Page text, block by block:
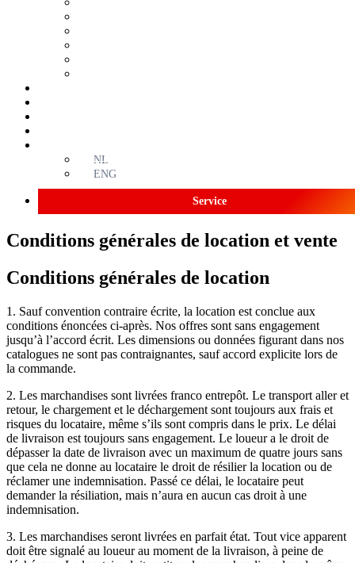
NL
ENG
Service
Conditions générales de location et vente
Conditions générales de location
1. Sauf convention contraire écrite, la location est conclue aux
conditions énoncées ci-après. Nos offres sont sans engagement
jusqu’à l’accord écrit. Les dimensions ou données figurant dans nos
catalogues ne sont pas contraignantes, sauf accord explicite lors de
la commande.
2. Les marchandises sont livrées franco entrepôt. Le transport aller et
retour, le chargement et le déchargement sont toujours aux frais et
risques du locataire, même s’ils sont compris dans le prix. Le délai
de livraison est toujours sans engagement. Le loueur a le droit de
dépasser la date de livraison avec un maximum de quatre jours sans
que cela ne donne au locataire le droit de résilier la location ou de
réclamer une indemnisation. Passé ce délai, le locataire peut
demander la résiliation, mais n’aura en aucun cas droit à une
indemnisation.
3. Les marchandises seront livrées en parfait état. Tout vice apparent
doit être signalé au loueur au moment de la livraison, à peine de